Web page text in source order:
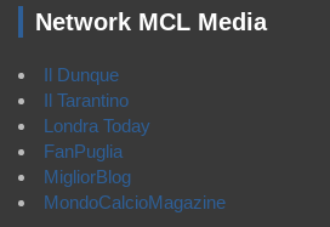
Network MCL Media
Il Dunque
Il Tarantino
Londra Today
FanPuglia
MigliorBlog
MondoCalcioMagazine